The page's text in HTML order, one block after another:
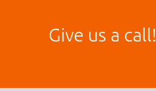
Give us a call!